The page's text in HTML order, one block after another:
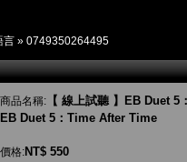
言 » 0749350264495
商品名稱: 【 線上試聽 】EB Duet
EB Duet 5：Time After Time
價格:NT$ 550